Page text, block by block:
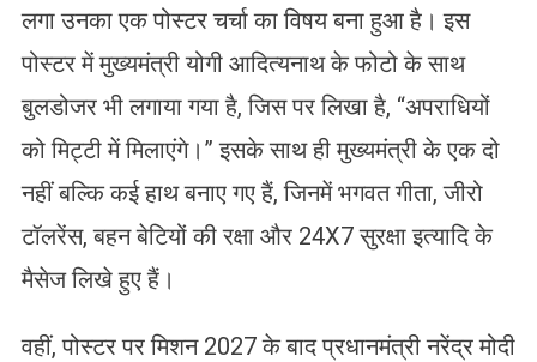
लगा उनका एक पोस्टर चर्चा का विषय बना हुआ है। इस
पोस्टर में मुख्यमंत्री योगी आदित्यनाथ के फोटो के साथ
बुलडोजर भी लगाया गया है, जिस पर लिखा है, “अपराधियों
को मिट्टी में मिलाएंगे।” इसके साथ ही मुख्यमंत्री के एक दो
नहीं बल्कि कई हाथ बनाए गए हैं, जिनमें भगवत गीता, जीरो
टॉलरेंस, बहन बेटियों की रक्षा और 24X7 सुरक्षा इत्यादि के
मैसेज लिखे हुए हैं।
वहीं, पोस्टर पर मिशन 2027 के बाद प्रधानमंत्री नरेंद्र मोदी